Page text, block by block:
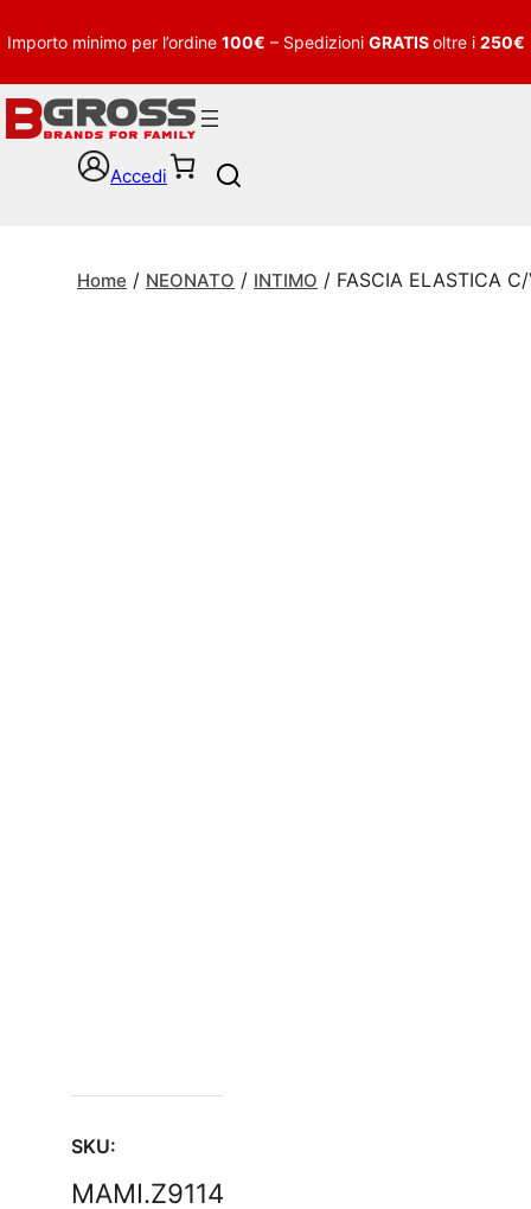
Importo minimo per l’ordine 100€ – Spedizioni GRATISoltre i 250€
Accedi
c
Home / NEONATO / INTIMO / FASCIA ELASTICA
SKU:
MAMI.Z9114